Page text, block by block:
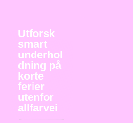
Utforsk
smart
underhol
dning på
korte
ferier
utenfor
allfarvei